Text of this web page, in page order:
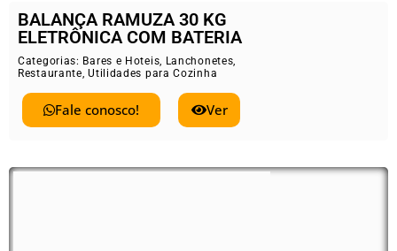
BALANÇA RAMUZA 30 KG
ELETRÔNICA COM BATERIA
Categorias: Bares e Hoteis, Lanchonetes,
Restaurante,Utilidades para Cozinha
Fale conosco! Ver